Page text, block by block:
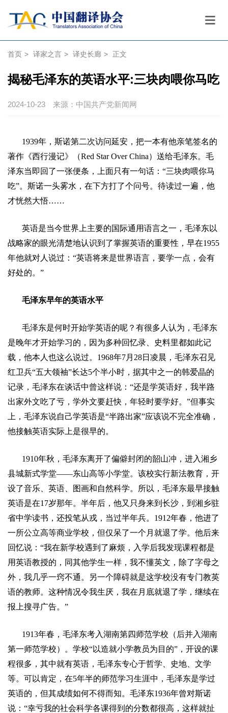
首页 > 译家之言 > 译史长廊 > 正文
揭秘毛泽东的英语水平:三块肉喂你马吃
2024-10-23 来源：中国共产党新闻网
1939年，斯诺第二次访问延安，把一本有他亲笔签名的
著作《西行漫记》（Red Star Over China）送给毛泽东。毛
泽东当即回了一张便条，上面只有一句话： “三块肉喂你马
吃”。斯诺一头雾水，在下方打了个问号。待读过一遍，他
才恍然大悟……
英语是当今世界上主要的国际通用语言之一，毛泽东以
战略家的眼光清楚地认识到了掌握英语的重要性，早在1955
年他就对人说过： “英语将来是世界语言，要学一点，会有
好处的。 ”
毛泽东早年的英语水平
毛泽东是何时开始学英语的呢？有很多人认为，毛泽东
是晚年才开始学习的，因为多种回忆录、史料里都如此记
载，他本人也这么说过。 1968年7月 28日凌晨 ，毛泽东召见
红卫兵“五大领袖”长达5个半小时，据其中之一的韩爱晶的
记录，毛泽东在谈话中曾这样说： “还是学英语好，我半路
出家外文吃了亏，学外文要赶快，年轻时要学好。 ”但事实
上，毛泽东说自己学英语是“半路出家”应该说不完全准确，
他接触英语实际上是很早的。
1910年秋，毛泽东离开了偏僻封闭的韶山冲，进入湘乡
县城新式学堂——东山高等小学堂。该校实行新法教育，开
设了音乐、英语、图画和自然科学。所以，毛泽东最早接触
英语是在17岁那年。半年后，他又只身来到长沙，到湘乡驻
省中学读书，还投笔从戎，当过半年兵。 1912年春，他进了
一所公立高等商业学校，但仅呆了一个月就退了学。他后来
回忆说： “我在新学校遇到了麻烦，入学后我发现课程都是
用英语教授的，同其他学生一样，我不懂英文，除了字母之
外，我几乎一窍不通。另一个障碍就是这学校没有专门教英
语的教师。这种情况令我生厌，我在月底就退了学，继续在
报上搜寻广告。 ”
1913年春，毛泽东考入湖南第四师范学校（后并入湖南
第一师范学校）。学校“以造就小学教员为目的” ，开设的课
程很多，其中就有英语，毛泽东专心于哲学、史地、文学
等。可以肯定，在5年半的师范学习生涯中，毛泽东是学过
英语的，但其成绩如何不得而知。毛泽东1936年曾对斯诺
说： “幸亏我的社会科学各课得到的分数都很高，这样就扯